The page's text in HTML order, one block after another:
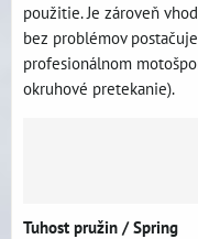
použitie. Je zároveň
bez problémov
profesionálnom
okruhové pretekanie).
Tuhost pružin / Spring